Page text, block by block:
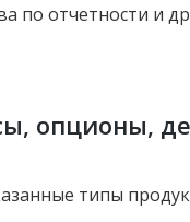
по отчетности и
опционы,
типы